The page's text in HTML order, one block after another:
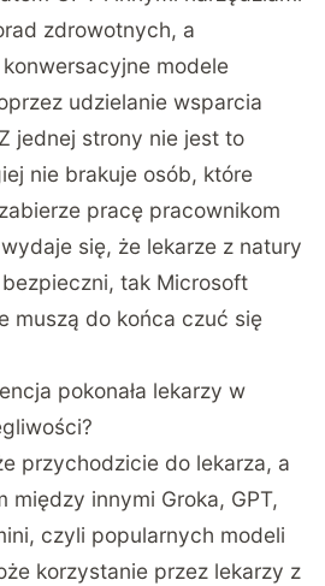
zdrowotnych, a
modele
udzielanie wsparcia
jednej strony nie jest to
nie brakuje osób, które
pracę pracownikom
się, że lekarze z natury
tak Microsoft
muszą do końca czuć się
pokonała lekarzy w
przychodzicie do lekarza, a
między innymi Groka, GPT,
czyli popularnych modeli
korzystanie przez lekarzy z